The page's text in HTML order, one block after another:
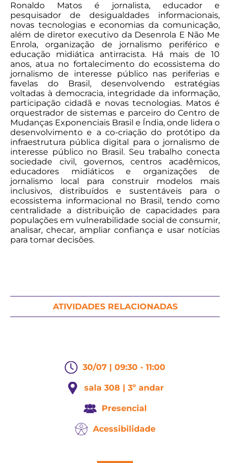
Ronaldo Matos é jornalista, educador e
pesquisador de desigualdades informacionais,
novas tecnologias e economias da comunicação,
além de diretor executivo da Desenrola E Não Me
Enrola, organização de jornalismo periférico e
educação midiática antirracista. Há mais de 10
anos, atua no fortalecimento do ecossistema do
jornalismo de interesse público nas periferias e
favelas do Brasil, desenvolvendo estratégias
voltadas à democracia, integridade da informação,
participação cidadã e novas tecnologias. Matos é
orquestrador de sistemas e parceiro do Centro de
Mudanças Exponenciais Brasil e Índia, onde lidera o
desenvolvimento e a co-criação do protótipo da
infraestrutura pública digital para o jornalismo de
interesse público no Brasil. Seu trabalho conecta
sociedade civil, governos, centros acadêmicos,
educadores midiáticos e organizações de
jornalismo local para construir modelos mais
inclusivos, distribuídos e sustentáveis para o
ecossistema informacional no Brasil, tendo como
centralidade a distribuição de capacidades para
populações em vulnerabilidade social de consumir,
analisar, checar, ampliar confiança e usar notícias
para tomar decisões.
ATIVIDADES RELACIONADAS
30/07 | 09:30 - 11:00
sala 308 | 3º andar
Presencial
Acessibilidade